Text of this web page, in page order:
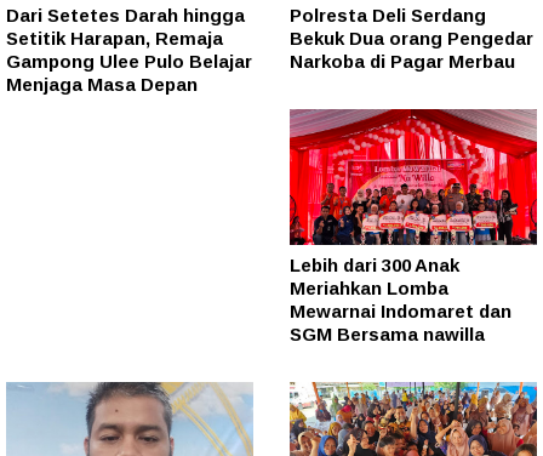
Dari Setetes Darah hingga
Setitik Harapan, Remaja
Gampong Ulee Pulo Belajar
Menjaga Masa Depan
Polresta Deli Serdang
Bekuk Dua orang Pengedar
Narkoba di Pagar Merbau
Lebih dari 300 Anak
Meriahkan Lomba
Mewarnai Indomaret dan
SGM Bersama nawilla